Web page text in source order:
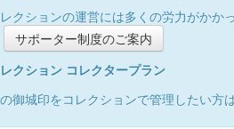
クションの運営には多くの労力がかか
サポーター制度のご案内
クション コレクタープラン
御城印をコレクションで管理したい方